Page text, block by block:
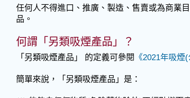
任何人不得進口、推廣、製造、售賣或為商業
品。
何謂「另類吸煙產品」？
「另類吸煙產品」 的定義可參閱 《2021年吸煙
簡單來說，「另類吸煙產品」是：